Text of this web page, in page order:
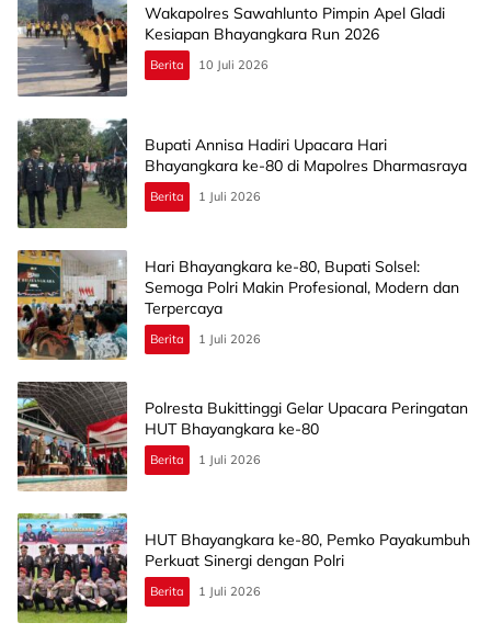
Wakapolres Sawahlunto Pimpin Apel Gladi
Kesiapan Bhayangkara Run 2026
Berita 10 Juli 2026
Bupati Annisa Hadiri Upacara Hari
Bhayangkara ke-80 di Mapolres Dharmasraya
Berita 1 Juli 2026
Hari Bhayangkara ke-80, Bupati Solsel:
Semoga Polri Makin Profesional, Modern dan
Terpercaya
Berita 1 Juli 2026
Polresta Bukittinggi Gelar Upacara Peringatan
HUT Bhayangkara ke-80
Berita 1 Juli 2026
HUT Bhayangkara ke-80, Pemko Payakumbuh
Perkuat Sinergi dengan Polri
Berita 1 Juli 2026